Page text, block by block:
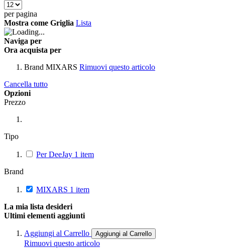
per pagina
Mostra come Griglia Lista
Naviga per
Ora acquista per
Brand MIXARS Rimuovi questo articolo
Cancella tutto
Opzioni
Prezzo
Tipo
Per DeeJay 1 item
Brand
MIXARS 1 item
La mia lista desideri
Ultimi elementi aggiunti
Aggiungi al Carrello Aggiungi al Carrello
Rimuovi questo articolo